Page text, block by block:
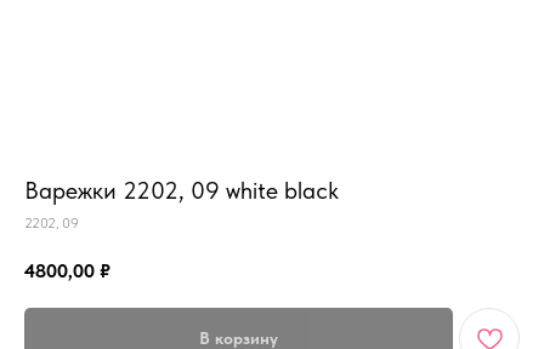
Варежки 2202, 09 white black
2202, 09
4800,00 ₽
В корзину